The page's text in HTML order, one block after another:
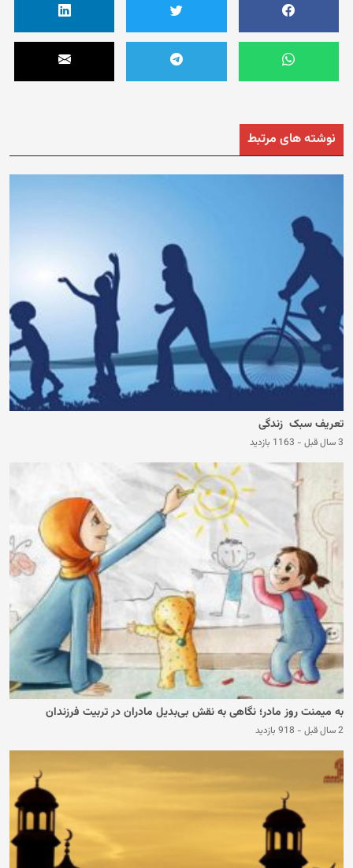
نوشته های مرتبط
تعریف سبک زندگی
3 سال قبل - 1163 بازدید
به میمنت روز مادر؛ نگاهی به نقش بی‌بدیل مادران در تربیت فرزندان
2 سال قبل - 918 بازدید